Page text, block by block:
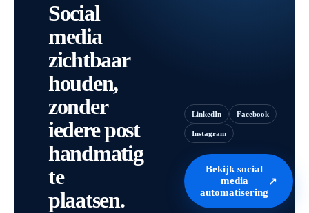
Social
media
zichtbaar
houden,
zonder
iedere post
handmatig
te
plaatsen.
LinkedIn Facebook
Instagram
Bekijk social
media
automatisering
↗